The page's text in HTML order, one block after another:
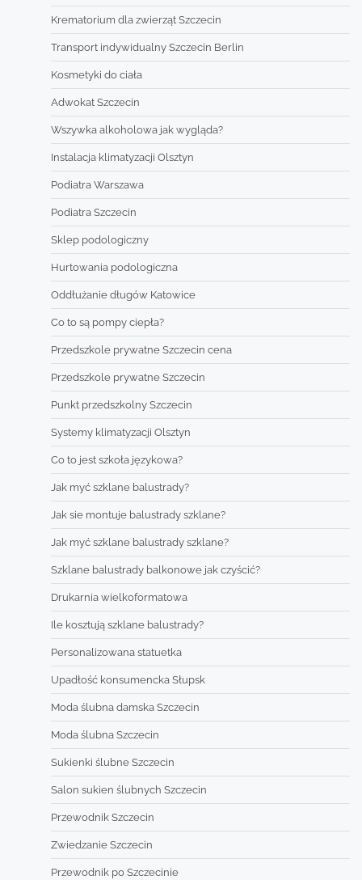
Krematorium dla zwierząt Szczecin
Transport indywidualny Szczecin Berlin
Kosmetyki do ciała
Adwokat Szczecin
Wszywka alkoholowa jak wygląda?
Instalacja klimatyzacji Olsztyn
Podiatra Warszawa
Podiatra Szczecin
Sklep podologiczny
Hurtowania podologiczna
Oddłużanie długów Katowice
Co to są pompy ciepła?
Przedszkole prywatne Szczecin cena
Przedszkole prywatne Szczecin
Punkt przedszkolny Szczecin
Systemy klimatyzacji Olsztyn
Co to jest szkoła językowa?
Jak myć szklane balustrady?
Jak sie montuje balustrady szklane?
Jak myć szklane balustrady szklane?
Szklane balustrady balkonowe jak czyścić?
Drukarnia wielkoformatowa
Ile kosztują szklane balustrady?
Personalizowana statuetka
Upadłość konsumencka Słupsk
Moda ślubna damska Szczecin
Moda ślubna Szczecin
Sukienki ślubne Szczecin
Salon sukien ślubnych Szczecin
Przewodnik Szczecin
Zwiedzanie Szczecin
Przewodnik po Szczecinie